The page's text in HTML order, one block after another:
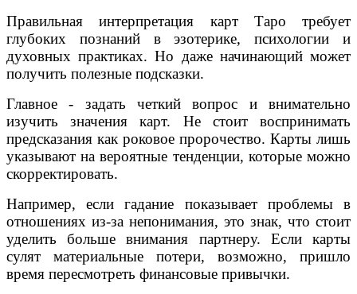
Правильная интерпретация карт Таро требует
глубоких познаний в эзотерике, психологии и
духовных практиках. Но даже начинающий может
получить полезные подсказки.
Главное - задать четкий вопрос и внимательно
изучить значения карт. Не стоит воспринимать
предсказания как роковое пророчество. Карты лишь
указывают на вероятные тенденции, которые можно
скорректировать.
Например, если гадание показывает проблемы в
отношениях из-за непонимания, это знак, что стоит
уделить больше внимания партнеру. Если карты
сулят материальные потери, возможно, пришло
время пересмотреть финансовые привычки.